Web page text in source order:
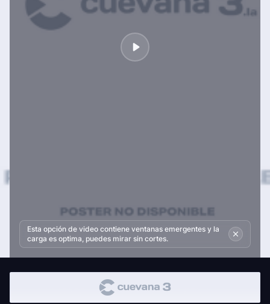
Esta opción de video contiene ventanas emergentes y la
carga es optima, puedes mirar sin cortes.